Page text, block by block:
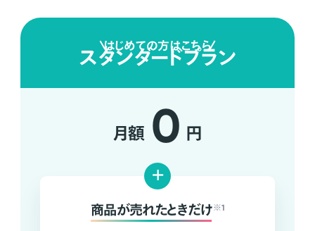
はじめての方はこちら
スタンダードプラン
月額 0 円
+
商品が売れたときだけ ※1